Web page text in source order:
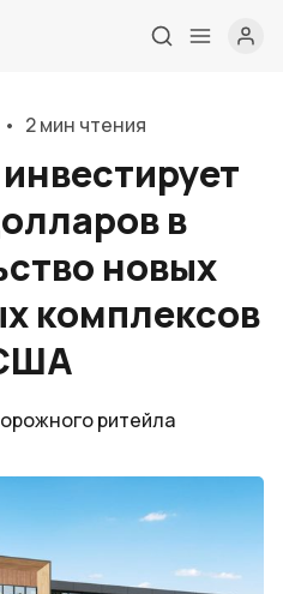
нас
и обучение
• 2 мин чтения
в
новых
комплексов
ритейла